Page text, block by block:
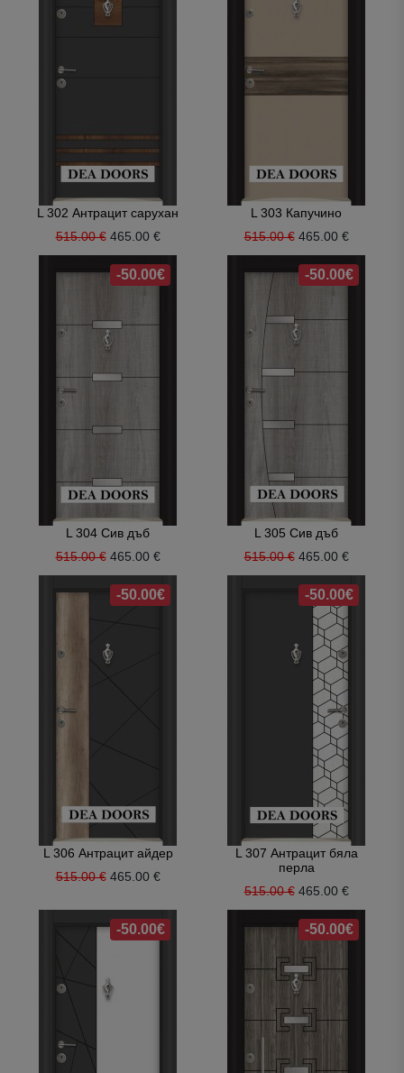
L 302 Антрацит сарухан
515.00 € 465.00 €
L 303 Капучино
515.00 € 465.00 €
-50.00€
L 304 Сив дъб
515.00 € 465.00 €
-50.00€
L 305 Сив дъб
515.00 € 465.00 €
-50.00€
L 306 Антрацит айдер
515.00 € 465.00 €
-50.00€
L 307 Антрацит бяла
перла
515.00 € 465.00 €
-50.00€ -50.00€